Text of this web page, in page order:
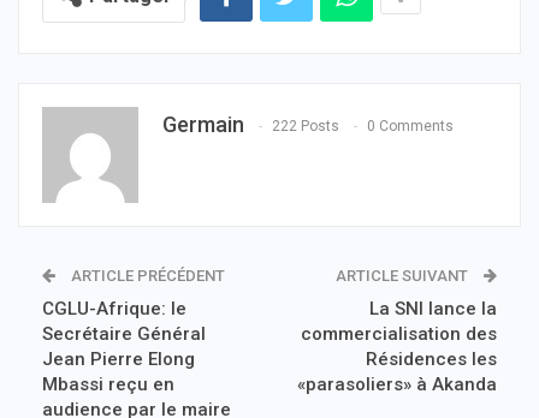
Germain 222 Posts 0 Comments
ARTICLE PRÉCÉDENT
CGLU-Afrique: le
Secrétaire Général
Jean Pierre Elong
Mbassi reçu en
audience par le maire
ARTICLE SUIVANT
La SNI lance la
commercialisation des
Résidences les
«parasoliers» à Akanda